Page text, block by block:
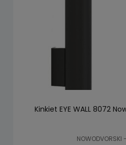
Kinkiet EYE WALL 8072
NOWODVORSKI